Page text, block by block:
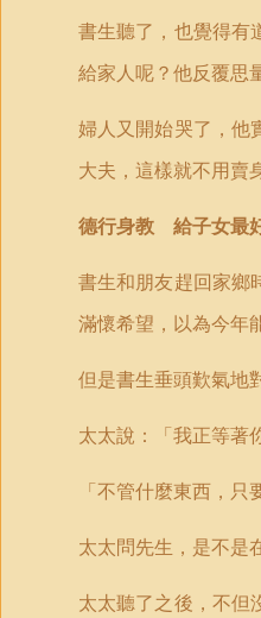
書生聽了，也覺得有
給家人呢？他反覆思
婦人又開始哭了，他
大夫，這樣就不用賣
德行身教 給子女最
書生和朋友趕回家鄉
滿懷希望，以為今年
但是書生垂頭歎氣地
太太說：「我正等著
「不管什麼東西，只
太太問先生，是不是
太太聽了之後，不但